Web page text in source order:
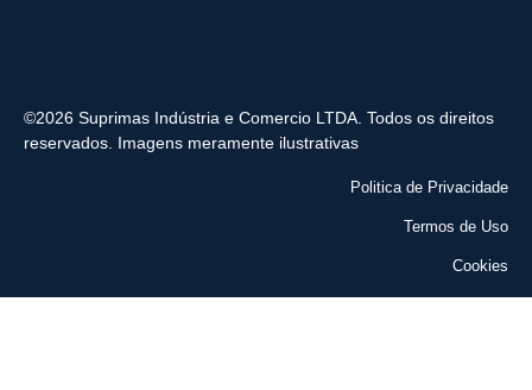
©2026 Suprimas Indústria e Comercio LTDA. Todos os direitos
reservados. Imagens meramente ilustrativas
Politica de Privacidade
Termos de Uso
Cookies